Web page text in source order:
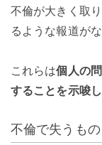
不倫が大きく取
るような報道が
これらは個人の
することを示唆
不倫で失うもの